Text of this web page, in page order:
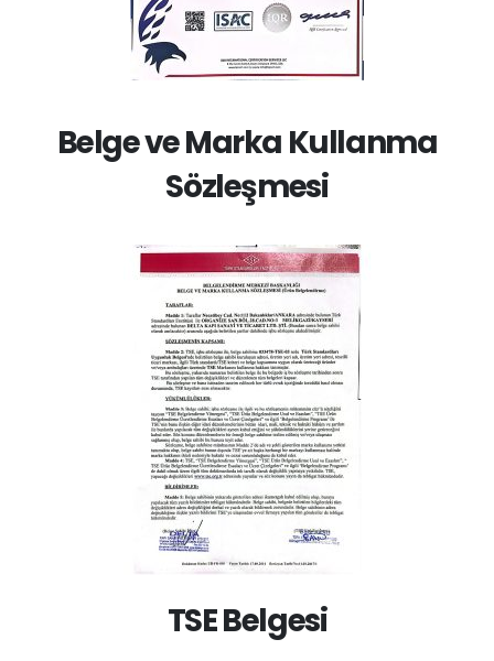
Belge ve Marka Kullanma
Sözleşmesi
TSE Belgesi